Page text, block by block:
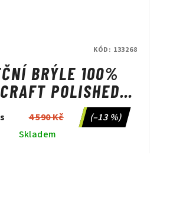
BRÝLE 100%
POLISHED
POLARIZED
MIRROR
4 590 Kč
(–13 %)
Skladem
KÓD: 133268